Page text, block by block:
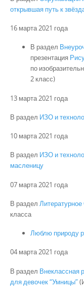
открывшая путь к
16 марта 2021 года
В раздел
презентация
по
2 класс)
13 марта 2021 года
В раздел ИЗО и
10 марта 2021 года
В раздел ИЗО и
масленицу
07 марта 2021 года
В раздел Литературное
класса
Люблю природу
04 марта 2021 года
В раздел Внеклассная
для девочек “Умницы”